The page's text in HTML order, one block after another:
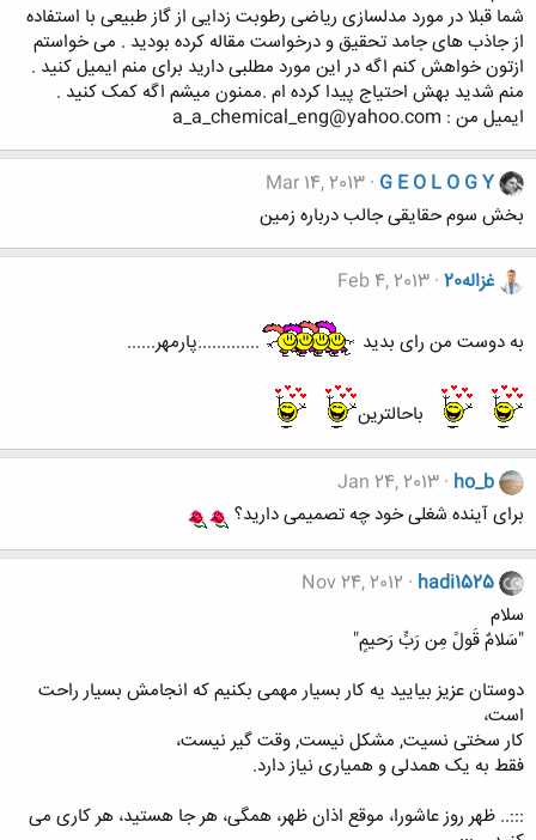
شما قبلا در مورد مدلسازی ریاضی رطوبت زدایی از گاز طبیعی با استفاده
از جاذب های جامد تحقیق و درخواست مقاله کرده بودید . می خواستم
ازتون خواهش کنم اگه در این مورد مطلبی دارید برای منم ایمیل کنید .
منم شدید بهش احتیاج پیدا کرده ام .ممنون میشم اگه کمک کنید .
ایمیل من : a_a_chemical_eng@yahoo.com
G E O L O G Y
Mar 14, 2013
بخش سوم حقایقی جالب درباره زمین
غزاله20 Feb 4, 2013
به دوست من رای بدید .............پارمهر......
باحالترین
ho_b
Jan 24, 2013
برای آینده شغلی خود چه تصمیمی دارید؟
hadi1525
Nov 24, 2012
سلام
"سَلامٌ قَولً مِن رَبٍّ رَحيمٍ"
دوستان عزیز بیایید یه کار بسیار مهمی بکنیم که انجامش بسیار راحت
است،
کار سختی نسیت, مشکل نیست, وقت گیر نیست،
فقط به یک همدلی و همیاری نیاز دارد.
:::.. ظهر روز عاشورا، موقع اذان ظهر، همگی، هر جا هستید، هر کاری می